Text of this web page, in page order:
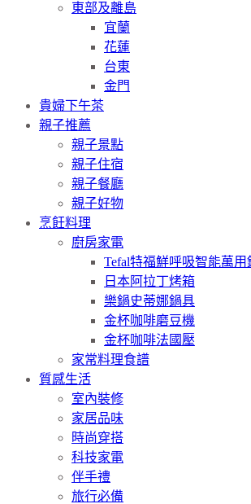
東部及離島
宜蘭
花蓮
台東
金門
貴婦下午茶
親子推薦
親子景點
親子住宿
親子餐廳
親子好物
烹飪料理
廚房家電
Tefal特福鮮呼吸智能萬用
日本阿拉丁烤箱
樂鍋史蒂娜鍋具
金杯咖啡磨豆機
金杯咖啡法國壓
家常料理食譜
質感生活
室內裝修
家居品味
時尚穿搭
科技家電
伴手禮
旅行必備